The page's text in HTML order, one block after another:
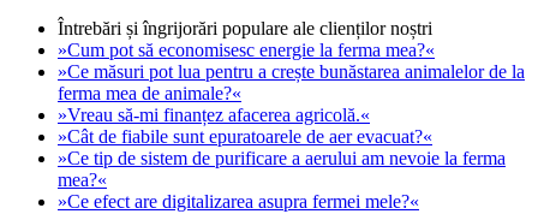
Întrebări și îngrijorări populare ale clienților noștri
»Cum pot să economisesc energie la ferma mea?«
»Ce măsuri pot lua pentru a crește bunăstarea animalelor de la
ferma mea de animale?«
»Vreau să-mi finanțez afacerea agricolă.«
»Cât de fiabile sunt epuratoarele de aer evacuat?«
»Ce tip de sistem de purificare a aerului am nevoie la ferma
mea?«
»Ce efect are digitalizarea asupra fermei mele?«